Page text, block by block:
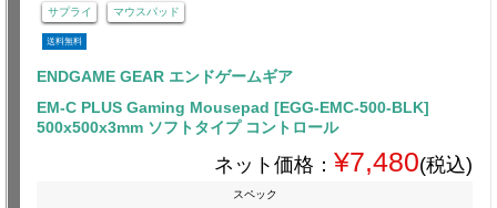
サプライ マウスパッド
送料無料
ENDGAME GEAR エンドゲームギア
EM-C PLUS Gaming Mousepad [EGG-EMC-500-BLK]
500x500x3mm ソフトタイプ コントロール
ネット価格： ¥7,480(税込)
スペック